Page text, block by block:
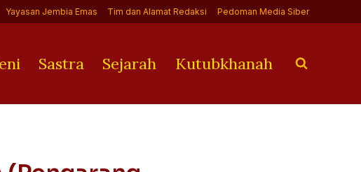
Yayasan Jembia Emas Tim dan Alamat Redaksi Pedoman Media Siber
Sastra Sejarah Kutubkhanah